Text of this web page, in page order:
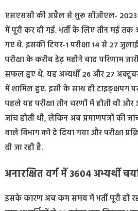
एसएससी की अप्रैल से शुरू सीजीएल- 2023
में पूरी कर दी गई. भर्ती के लिए तीन मई
गए थे. इसकी टियर-1 परीक्षा 14 से 27
परीक्षा के करीब डेढ़ महीने बाद परिणाम
सफल हुए थे. यह अभ्यर्थी 26 और 27 अक्टूबर
में शामिल हुए. इसी के साथ ही टाइङ्क्षपग
पहले यह परीक्षा तीन चरणों में होती थी और
जांच होती थी, लेकिन अब प्रमाणपत्रों की
वाले विभाग को दे दिया गया और परीक्षा
दी जा रही है.
अनारक्षित वर्ग में 3604 अभ्यर्थी
इसके कारण अब कम समय में भर्ती पूरी हो